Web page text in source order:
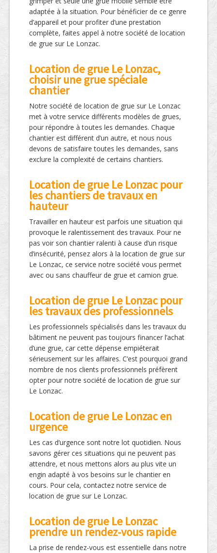
adaptée à la situation. Pour bénéficier de ce genre
d’appareil et pour profiter d’une prestation
complète, faites appel à notre société de location
de grue sur Le Lonzac.
Location de grue Le Lonzac,
choisir une grue spéciale
chantier
Notre société de location de grue sur Le Lonzac
met à votre service différents modèles de grues,
pour répondre à toutes les demandes. Chaque
chantier est différent d’un autre, et nous nous
devons de satisfaire toutes les demandes, sans
exclure la complexité de certains chantiers.
Location de grue Le Lonzac pour
les chantiers de travaux en
hauteur
Travailler en hauteur est parfois une situation qui
provoque le ralentissement des travaux. Pour ne
pas voir son chantier ralenti à cause d’un risque
d’insécurité, pensez alors à la location de grue sur
Le Lonzac, ce service notre société vous permet
avec ou sans chauffeur de grue et camion grue.
Location de grue Le Lonzac pour
les travaux des professionnels
Les professionnels spécialisés dans les travaux du
bâtiment ne peuvent pas toujours financer l’achat
d’une grue, car cette dépense empiéterait
sérieusement sur les affaires. C’est pourquoi grand
nombre de nos clients professionnels préfèrent
opter pour notre société de location de grue sur
Le Lonzac.
Location de grue Le Lonzac en
urgence
Les cas d’urgence sont notre lot quotidien. Nous
savons gérer ces situations qui ne peuvent pas
attendre, et nous mettons alors au plus vite un
engin adapté à vos besoins sur le chantier en
cours. Pour cela, contactez notre service de
location de grue sur Le Lonzac.
Location de grue Le Lonzac
prendre un rendez-vous rapide
La prise de rendez-vous est essentielle dans notre